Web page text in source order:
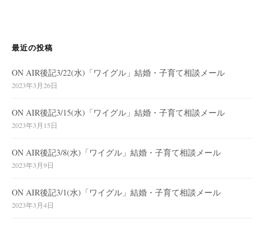
最近の投稿
ON AIR後記3/22(水)「ワイグル」結婚・子育て相談メール
2023年3月26日
ON AIR後記3/15(水)「ワイグル」結婚・子育て相談メール
2023年3月15日
ON AIR後記3/8(水)「ワイグル」結婚・子育て相談メール
2023年3月9日
ON AIR後記3/1(水)「ワイグル」結婚・子育て相談メール
2023年3月4日